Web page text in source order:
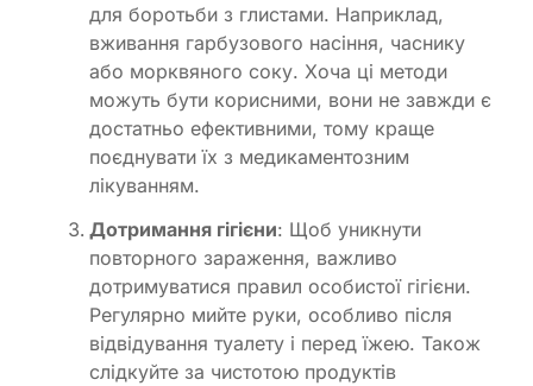
для боротьби з глистами. Наприклад,
вживання гарбузового насіння, часнику
або морквяного соку. Хоча ці методи
можуть бути корисними, вони не завжди є
достатньо ефективними, тому краще
поєднувати їх з медикаментозним
лікуванням.
Дотримання гігієни: Щоб уникнути
повторного зараження, важливо
дотримуватися правил особистої гігієни.
Регулярно мийте руки, особливо після
відвідування туалету і перед їжею. Також
слідкуйте за чистотою продуктів